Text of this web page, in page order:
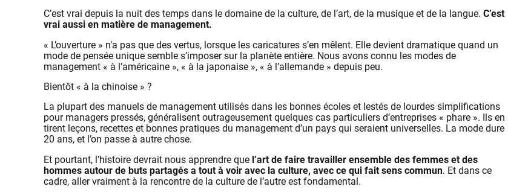
C’est vrai depuis la nuit des temps dans le domaine de la culture, de l’art, de la musique et de la langue. C’est
vrai aussi en matière de management.
« L’ouverture » n’a pas que des vertus, lorsque les caricatures s’en mêlent. Elle devient dramatique quand un
mode de pensée unique semble s’imposer sur la planète entière. Nous avons connu les modes de
management « à l’américaine », « à la japonaise », « à l’allemande » depuis peu.
Bientôt « à la chinoise » ?
La plupart des manuels de management utilisés dans les bonnes écoles et lestés de lourdes simplifications
pour managers pressés, généralisent outrageusement quelques cas particuliers d’entreprises « phare ». Ils en
tirent leçons, recettes et bonnes pratiques du management d’un pays qui seraient universelles. La mode dure
20 ans, et l’on passe à autre chose.
Et pourtant, l’histoire devrait nous apprendre que l’art de faire travailler ensemble des femmes et des
hommes autour de buts partagés a tout à voir avec la culture, avec ce qui fait sens commun. Et dans ce
cadre, aller vraiment à la rencontre de la culture de l’autre est fondamental.